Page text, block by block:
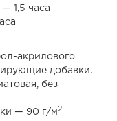
1,5 часа
акрилового
добавки.
без
— 90 г/м 2